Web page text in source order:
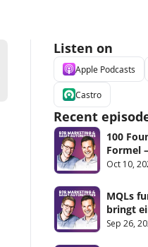
Listen on
Apple Podcasts
Castro
Recent
100
Formel
Content
Oct 10,
MQLs
bringt
Pipeline
Sep 26,